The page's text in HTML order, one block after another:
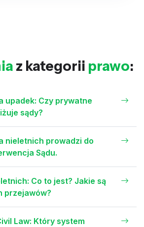
z kategorii prawo:
upadek: Czy prywatne
sądy?
nieletnich prowadzi do
Sądu.
Co to jest? Jakie są
przejawów?
Law: Który system